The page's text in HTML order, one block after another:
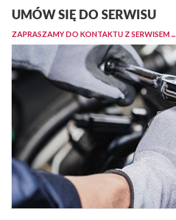
UMÓW SIĘ DO SERWISU
ZAPRASZAMY DO KONTAKTU Z SERWISEM ...